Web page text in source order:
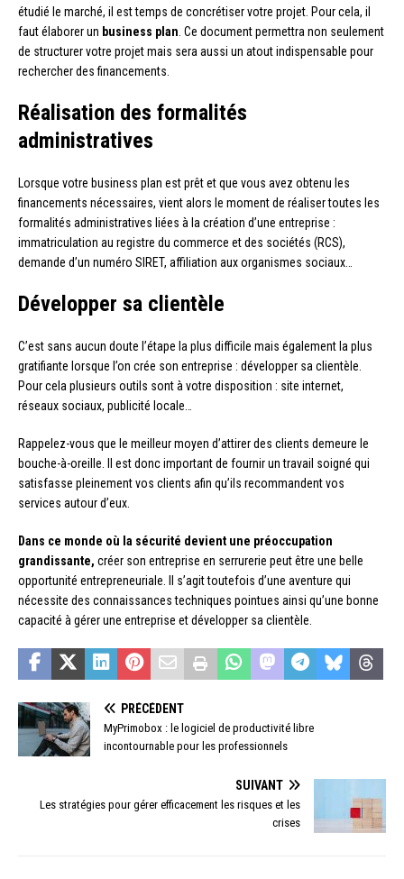
étudié le marché, il est temps de concrétiser votre projet. Pour cela, il
faut élaborer un business plan . Ce document permettra non seulement
de structurer votre projet mais sera aussi un atout indispensable pour
rechercher des financements.
Réalisation des formalités
administratives
Lorsque votre business plan est prêt et que vous avez obtenu les
financements nécessaires, vient alors le moment de réaliser toutes les
formalités administratives liées à la création d’une entreprise :
immatriculation au registre du commerce et des sociétés (RCS),
demande d’un numéro SIRET, affiliation aux organismes sociaux…
Développer sa clientèle
C’est sans aucun doute l’étape la plus difficile mais également la plus
gratifiante lorsque l’on crée son entreprise : développer sa clientèle.
Pour cela plusieurs outils sont à votre disposition : site internet,
réseaux sociaux, publicité locale…
Rappelez-vous que le meilleur moyen d’attirer des clients demeure le
bouche-à-oreille. Il est donc important de fournir un travail soigné qui
satisfasse pleinement vos clients afin qu’ils recommandent vos
services autour d’eux.
Dans ce monde où la sécurité devient une préoccupation
grandissante, créer son entreprise en serrurerie peut être une belle
opportunité entrepreneuriale. Il s’agit toutefois d’une aventure qui
nécessite des connaissances techniques pointues ainsi qu’une bonne
capacité à gérer une entreprise et développer sa clientèle.
PRÉCÉDENT
MyPrimobox : le logiciel de productivité libre
incontournable pour les professionnels
SUIVANT
Les stratégies pour gérer efficacement les risques et les
crises